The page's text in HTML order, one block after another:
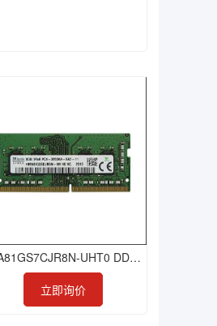
HMA81GS7CJR8N-UHT0 DDR4 8GB 2400 ECC-SODIMM
立即询价